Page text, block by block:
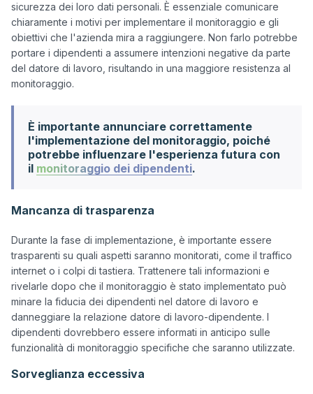
sicurezza dei loro dati personali. È essenziale comunicare
chiaramente i motivi per implementare il monitoraggio e gli
obiettivi che l'azienda mira a raggiungere. Non farlo potrebbe
portare i dipendenti a assumere intenzioni negative da parte
del datore di lavoro, risultando in una maggiore resistenza al
È importante annunciare correttamente
l'implementazione del monitoraggio, poiché
potrebbe influenzare l'esperienza futura con
il monitoraggio dei dipendenti.
Mancanza di trasparenza
Durante la fase di implementazione, è importante essere
trasparenti su quali aspetti saranno monitorati, come il traffico
internet o i colpi di tastiera. Trattenere tali informazioni e
rivelarle dopo che il monitoraggio è stato implementato può
minare la fiducia dei dipendenti nel datore di lavoro e
danneggiare la relazione datore di lavoro-dipendente. I
dipendenti dovrebbero essere informati in anticipo sulle
Sorveglianza eccessiva